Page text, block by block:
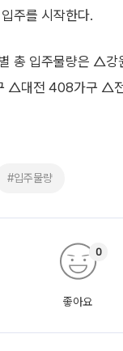
주를 시작한다.
별 총 입주물량은 △
△대전 408가구 △
#입주물량
좋아요
0